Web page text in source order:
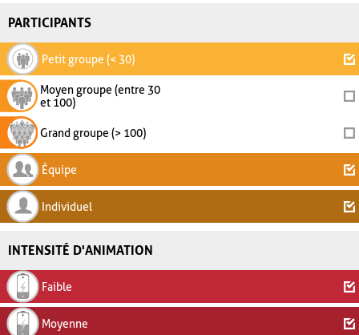
PARTICIPANTS
Petit groupe (< 30)
Moyen groupe (entre 30
et 100)
Grand groupe (> 100)
Équipe
Individuel
INTENSITÉ D'ANIMATION
Faible
Moyenne